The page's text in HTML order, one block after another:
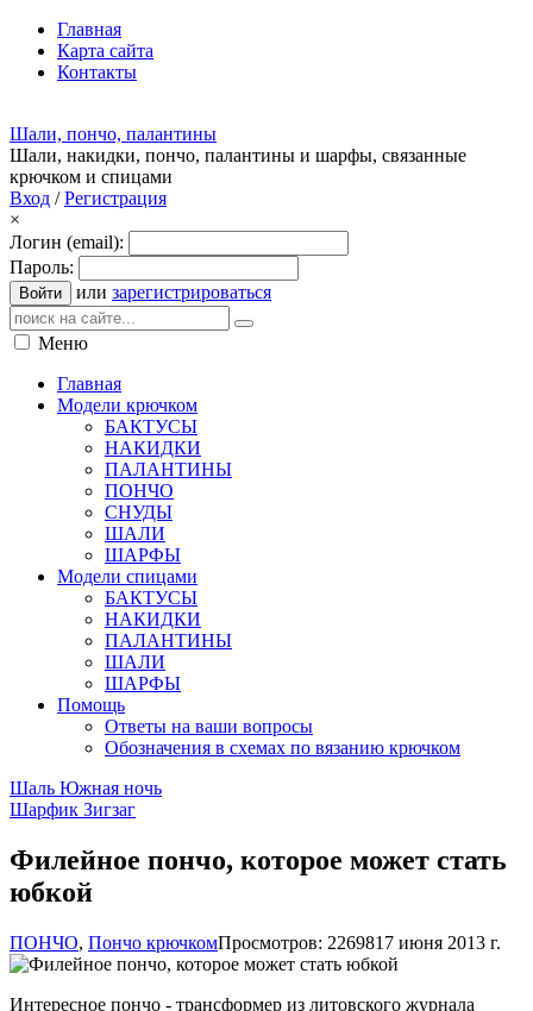
Главная
Карта сайта
Контакты
Шали, пончо, палантины
Шали, накидки, пончо, палантины и шарфы, связанные
крючком и спицами
Вход /Регистрация
×
Логин (email):
Пароль:
Войти или зарегистрироваться
Меню
Главная
Модели крючком
БАКТУСЫ
НАКИДКИ
ПАЛАНТИНЫ
ПОНЧО
СНУДЫ
ШАЛИ
ШАРФЫ
Модели спицами
БАКТУСЫ
НАКИДКИ
ПАЛАНТИНЫ
ШАЛИ
ШАРФЫ
Помощь
Ответы на ваши вопросы
Обозначения в схемах по вязанию крючком
Шаль Южная ночь
Шарфик Зигзаг
Филейное пончо, которое может стать
юбкой
ПОНЧО, Пончо крючкомПросмотров: 2269817 июня 2013 г.
Интересное пончо - трансформер из литовского журнала